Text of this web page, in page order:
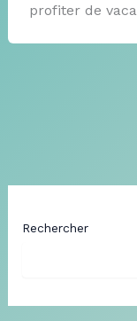
profiter de
Rechercher